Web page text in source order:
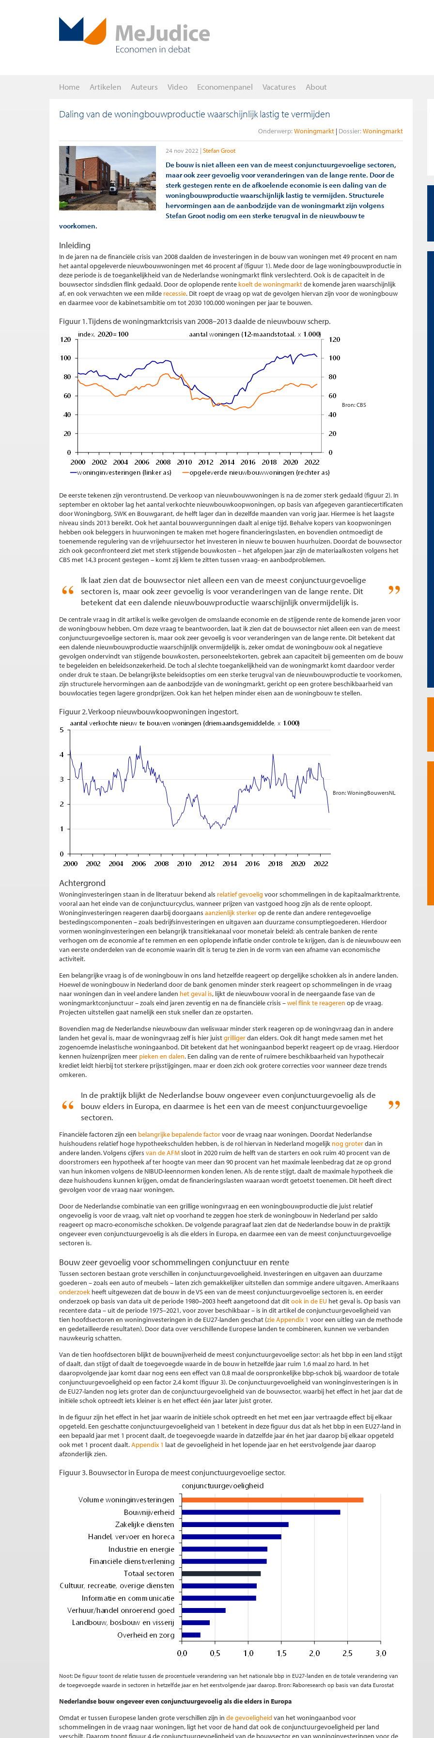
Home Artikelen Auteurs Video Economenpanel Vacatures About
Daling van de woningbouwproductie waarschijnlijk lastig te vermijden
Onderwerp: Woningmarkt Dossier: Woningmarkt
24 nov 2022 Stefan Groot
De bouw is niet alleen een van de meest conjunctuurgevoelige sectoren,
maar ook zeer gevoelig voor veranderingen van de lange rente. Door de
sterk gestegen rente en de afkoelende economie is een daling van de
woningbouwproductie waarschijnlijk lastig te vermijden. Structurele
hervormingen aan de aanbodzijde van de woningmarkt zijn volgens
Stefan Groot nodig om een sterke terugval in de nieuwbouw te
voorkomen.
Inleiding
In de jaren na de financiële crisis van 2008 daalden de investeringen in de bouw van woningen met 49 procent en nam
het aantal opgeleverde nieuwbouwwoningen met 46 procent af (figuur 1). Mede door de lage woningbouwproductie in
deze periode is de toegankelijkheid van de Nederlandse woningmarkt flink verslechterd. Ook is de capaciteit in de
bouwsector sindsdien flink gedaald. Door de oplopende rente koelt de woningmarktde komende jaren waarschijnlijk
af, en ook verwachten we een milde recessie. Dit roept de vraag op wat de gevolgen hiervan zijn voor de woningbouw
en daarmee voor de kabinetsambitie om tot 2030 100.000 woningen per jaar te bouwen.
Figuur 1. Tijdens de woningmarktcrisis van 2008–2013 daalde de nieuwbouw scherp.
Bron: CBS
De eerste tekenen zijn verontrustend. De verkoop van nieuwbouwwoningen is na de zomer sterk gedaald (figuur 2). In
september en oktober lag het aantal verkochte nieuwbouwkoopwoningen, op basis van afgegeven garantiecertificaten
door Woningborg, SWK en Bouwgarant, de helft lager dan in dezelfde maanden van vorig jaar. Hiermee is het laagste
niveau sinds 2013 bereikt. Ook het aantal bouwvergunningen daalt al enige tijd. Behalve kopers van koopwoningen
hebben ook beleggers in huurwoningen te maken met hogere financieringslasten, en bovendien ontmoedigt de
toenemende regulering van de vrijehuursector het investeren in nieuw te bouwen huurhuizen. Doordat de bouwsector
zich ook geconfronteerd ziet met sterk stijgende bouwkosten – het afgelopen jaar zijn de materiaalkosten volgens het
CBS met 14,3 procent gestegen – komt zij klem te zitten tussen vraag- en aanbodproblemen.
Ik laat zien dat de bouwsector niet alleen een van de meest conjunctuurgevoelige
sectoren is, maar ook zeer gevoelig is voor veranderingen van de lange rente. Dit
betekent dat een dalende nieuwbouwproductie waarschijnlijk onvermijdelijk is.
De centrale vraag in dit artikel is welke gevolgen de omslaande economie en de stijgende rente de komende jaren voor
de woningbouw hebben. Om deze vraag te beantwoorden, laat ik zien dat de bouwsector niet alleen een van de meest
conjunctuurgevoelige sectoren is, maar ook zeer gevoelig is voor veranderingen van de lange rente. Dit betekent dat
een dalende nieuwbouwproductie waarschijnlijk onvermijdelijk is, zeker omdat de woningbouw ook al negatieve
gevolgen ondervindt van stijgende bouwkosten, personeelstekorten, gebrek aan capaciteit bij gemeenten om de bouw
te begeleiden en beleidsonzekerheid. De toch al slechte toegankelijkheid van de woningmarkt komt daardoor verder
onder druk te staan. De belangrijkste beleidsopties om een sterke terugval van de nieuwbouwproductie te voorkomen,
zijn structurele hervormingen aan de aanbodzijde van de woningmarkt, gericht op een grotere beschikbaarheid van
bouwlocaties tegen lagere grondprijzen. Ook kan het helpen minder eisen aan de woningbouw te stellen.
Figuur 2. Verkoop nieuwbouwkoopwoningen ingestort.
Bron: WoningBouwersNL
Achtergrond
Woninginvesteringen staan in de literatuur bekend als relatief gevoelig voor schommelingen in de kapitaalmarktrente,
vooral aan het einde van de conjunctuurcyclus, wanneer prijzen van vastgoed hoog zijn als de rente oploopt.
Woninginvesteringen reageren daarbij doorgaans aanzienlijk sterkerop de rente dan andere rentegevoelige
bestedingscomponenten – zoals bedrijfsinvesteringen en uitgaven aan duurzame consumptiegoederen. Hierdoor
vormen woninginvesteringen een belangrijk transitiekanaal voor monetair beleid: als centrale banken de rente
verhogen om de economie af te remmen en een oplopende inflatie onder controle te krijgen, dan is de nieuwbouw een
van eerste onderdelen van de economie waarin dit is terug te zien in de vorm van een afname van economische
activiteit.
Een belangrijke vraag is of de woningbouw in ons land hetzelfde reageert op dergelijke schokken als in andere landen.
Hoewel de woningbouw in Nederland door de bank genomen minder sterk reageert op schommelingen in de vraag
naar woningen dan in veel andere landen het geval is, lijkt de nieuwbouw vooral in de neergaande fase van de
woningmarktconjunctuur – zoals eind jaren zeventig en na de financiële crisis –wel flink te reageren op de vraag.
Projecten uitstellen gaat namelijk een stuk sneller dan ze opstarten.
Bovendien mag de Nederlandse nieuwbouw dan weliswaar minder sterk reageren op de woningvraag dan in andere
landen het geval is, maar de woningvraag zelf is hier juistgrilligerdan elders. Ook dit hangt mede samen met het
zogenoemde inelastische woningaanbod. Dit betekent dat het woningaanbod beperkt reageert op de vraag. Hierdoor
kennen huizenprijzen meer pieken en dalen. Een daling van de rente of ruimere beschikbaarheid van hypothecair
krediet leidt hierbij tot sterkere prijsstijgingen, maar er doen zich ook grotere correcties voor wanneer deze trends
omkeren.
In de praktijk blijkt de Nederlandse bouw ongeveer even conjunctuurgevoelig als de
bouw elders in Europa, en daarmee is het een van de meest conjunctuurgevoelige
sectoren.
Financiële factoren zijn een belangrijke bepalende factorvoor de vraag naar woningen. Doordat Nederlandse
huishoudens relatief hoge hypotheekschulden hebben, is de rol hiervan in Nederland mogelijk nog groterdan in
andere landen. Volgens cijfers van de AFMsloot in 2020 ruim de helft van de starters en ook ruim 40 procent van de
doorstromers een hypotheek af ter hoogte van meer dan 90 procent van het maximale leenbedrag dat ze op grond
van hun inkomen volgens de NIBUD-leennormen konden lenen. Als de rente stijgt, daalt de maximale hypotheek die
deze huishoudens kunnen krijgen, omdat de financieringslasten waaraan wordt getoetst toenemen. Dit heeft direct
gevolgen voor de vraag naar woningen.
Door de Nederlandse combinatie van een grillige woningvraag en een woningbouwproductie die juist relatief
ongevoelig is voor de vraag, valt niet op voorhand te zeggen hoe sterk de woningbouw in Nederland per saldo
reageert op macro-economische schokken. De volgende paragraaf laat zien dat de Nederlandse bouw in de praktijk
ongeveer even conjunctuurgevoelig is als die elders in Europa, en daarmee een van de meest conjunctuurgevoelige
sectoren is.
Bouw zeer gevoelig voor schommelingen conjunctuur en rente
Tussen sectoren bestaan grote verschillen in conjunctuurgevoeligheid. Investeringen en uitgaven aan duurzame
goederen – zoals een auto of meubels – laten zich gemakkelijker uitstellen dan sommige andere uitgaven. Amerikaans
onderzoek heeft uitgewezen dat de bouw in de VS een van de meest conjunctuurgevoelige sectoren is, en eerder
onderzoek op basis van data uit de periode 1980–2003 heeft aangetoond dat ditook in de EU het geval is. Op basis van
recentere data – uit de periode 1975–2021, voor zover beschikbaar – is in dit artikel de conjunctuurgevoeligheid van
tien hoofdsectoren en woninginvesteringen in de EU27-landen geschat (zie Appendix 1 voor een uitleg van de methode
en gedetailleerde resultaten). Door data over verschillende Europese landen te combineren, kunnen we verbanden
nauwkeurig schatten.
Van de tien hoofdsectoren blijkt de bouwnijverheid de meest conjunctuurgevoelige sector: als het bbp in een land stijgt
of daalt, dan stijgt of daalt de toegevoegde waarde in de bouw in hetzelfde jaar ruim 1,6 maal zo hard. In het
daaropvolgende jaar komt daar nog eens een effect van 0,8 maal de oorspronkelijke bbp-schok bij, waardoor de totale
conjunctuurgevoeligheid op een factor 2,4 komt (figuur 3). De conjunctuurgevoeligheid van woninginvesteringen is in
de EU27-landen nog iets groter dan de conjunctuurgevoeligheid van de bouwsector, waarbij het effect in het jaar dat de
initiële schok optreedt iets kleiner is en het effect één jaar later juist groter.
In de figuur zijn het effect in het jaar waarin de initiële schok optreedt en het met een jaar vertraagde effect bij elkaar
opgeteld. Een geschatte conjunctuurgevoeligheid van 1 betekent in deze figuur dus dat als het bbp in een EU27-land in
een bepaald jaar met 1 procent daalt, de toegevoegde waarde in datzelfde jaar én het jaar daarop bij elkaar opgeteld
ook met 1 procent daalt.Appendix 1 laat de gevoeligheid in het lopende jaar en het eerstvolgende jaar daarop
afzonderlijk zien.
Figuur 3. Bouwsector in Europa de meest conjunctuurgevoelige sector.
Noot: De figuur toont de relatie tussen de procentuele verandering van het nationale bbp in EU27-landen en de totale verandering van
de toegevoegde waarde in sectoren in hetzelfde jaar en het eerstvolgende jaar daarop. Bron: Raboresearch op basis van data Eurostat
Nederlandse bouw ongeveer even conjunctuurgevoelig als die elders in Europa
Omdat er tussen Europese landen grote verschillen zijn in de gevoeligheid van het woningaanbod voor
schommelingen in de vraag naar woningen, ligt het voor de hand dat ook de conjunctuurgevoeligheid per land
verschilt. Daarom toont figuur 4 de conjunctuurgevoeligheid van de bouwsector en van woninginvesteringen voor de